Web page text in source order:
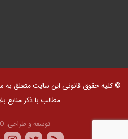
© کلیه حقوق قانونی این سایت متعلق به
مطالب با ذکر منابع
توسعه و طراحی: